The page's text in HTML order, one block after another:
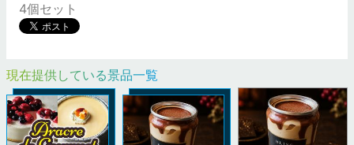
4個セット
現在提供している景品一覧